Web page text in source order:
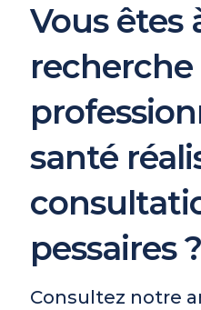
Vous êtes
recherche
santé
pessaires ?
Consultez notre